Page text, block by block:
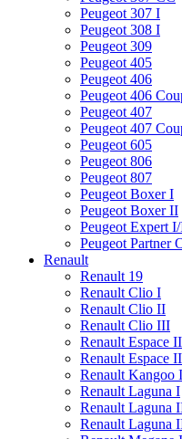
Peugeot 307 I
Peugeot 308 I
Peugeot 309
Peugeot 405
Peugeot 406
Peugeot 406
Peugeot 407
Peugeot 407
Peugeot 605
Peugeot 806
Peugeot 807
Peugeot Boxer I
Peugeot Boxer II
Peugeot Expert
Peugeot Partner
Renault
Renault 19
Renault Clio I
Renault Clio II
Renault Clio III
Renault Espace II
Renault Espace
Renault Kangoo I
Renault Laguna I
Renault Laguna
Renault Laguna